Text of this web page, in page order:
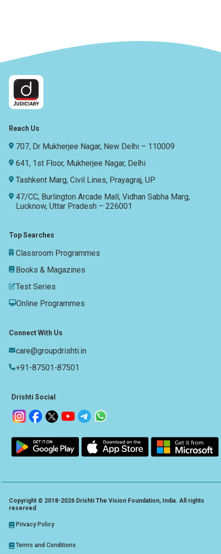
Reach Us
707, Dr Mukherjee Nagar, New Delhi – 110009
641, 1st Floor, Mukherjee Nagar, Delhi
Tashkent Marg, Civil Lines, Prayagraj, UP
47/CC, Burlington Arcade Mall, Vidhan Sabha Marg,
Lucknow, Uttar Pradesh – 226001
Top Searches
Classroom Programmes
Books & Magazines
Test Series
Online Programmes
Connect With Us
care@groupdrishti.in
+91-87501-87501
Drishti Social
Copyright © 2018-2026 Drishti The Vision Foundation, India. All rights
reserved
Privacy Policy
Terms and Conditions